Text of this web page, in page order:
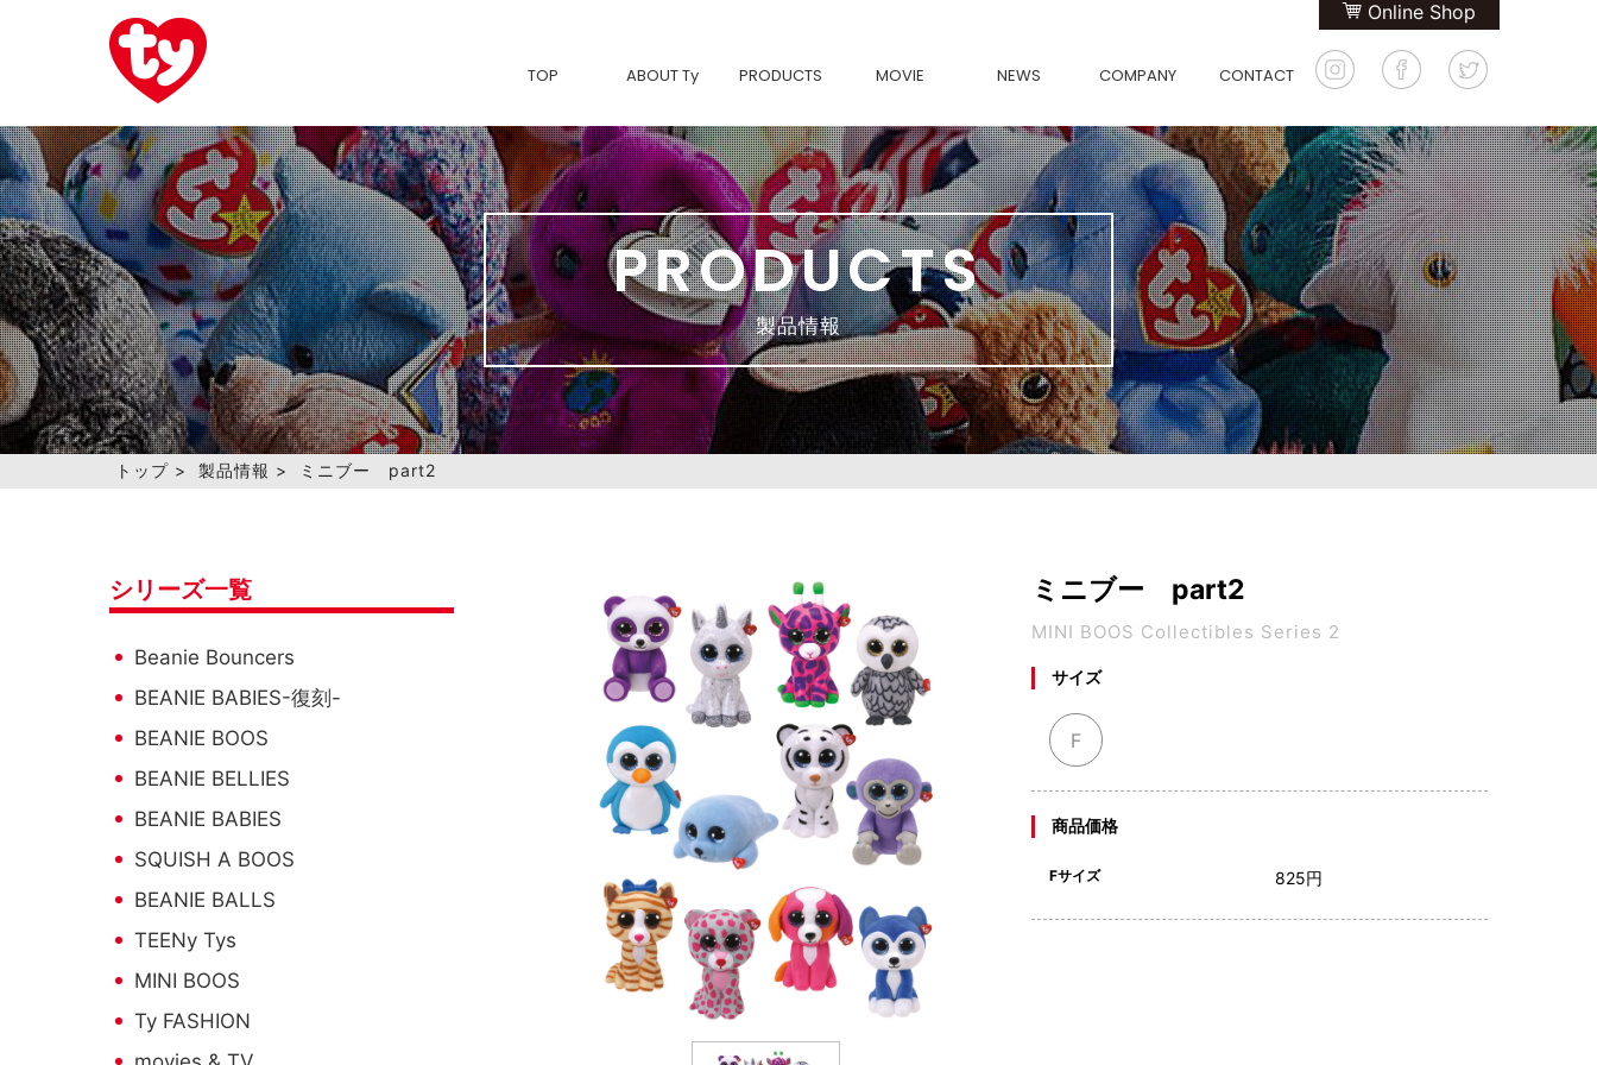
Online Shop
TOP ABOUT Ty
Tyについて
Ty製品の魅力
PRODUCTS
BEANIE BABIES-復刻-
Beanie Bouncers
BEANIE BOOS
BEANIE BELLIES
BEANIE BABIES
SQUISH A BOOS
BEANIE BALLS
TEENy Tys
MINI BOOS
Ty FASHION
movies & TV
Classic
MOVIE NEWS COMPANY CONTACT
PRODUCTS
製品情報
トップ > 製品情報 > ミニブー part2
ミニブー part2
MINI BOOS Collectibles Series 2
サイズ
F
商品価格
Fサイズ 825円
シリーズ一覧
Beanie Bouncers
BEANIE BABIES-復刻-
BEANIE BOOS
BEANIE BELLIES
BEANIE BABIES
SQUISH A BOOS
BEANIE BALLS
TEENy Tys
MINI BOOS
Ty FASHION